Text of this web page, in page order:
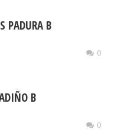
PADURA B
0
B
0